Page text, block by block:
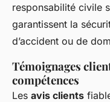
responsabilité civile
garantissent la
d’accident ou de
Témoignages
compétences
Les avis clients